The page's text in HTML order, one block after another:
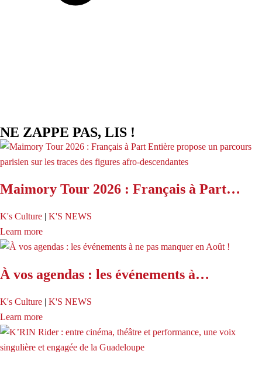
NE ZAPPE PAS, LIS !
Maimory Tour 2026 : Français à Part…
K's Culture | K'S NEWS
Learn more
À vos agendas : les événements à…
K's Culture | K'S NEWS
Learn more